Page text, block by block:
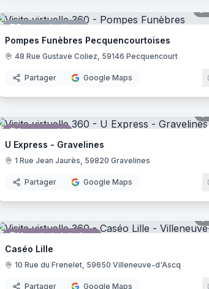
Pompes funèbres
Pompes Funèbres Pecquencourtoises
48 Rue Gustave Coliez, 59146 Pecquencourt
Partager Google Maps
Supermarché
U Express - Gravelines
1 Rue Jean Jaurès, 59820 Gravelines
Partager Google Maps
Magasin de bricolage
Caséo Lille
10 Rue du Frenelet, 59650 Villeneuve-d'Ascq
Partager Google Maps